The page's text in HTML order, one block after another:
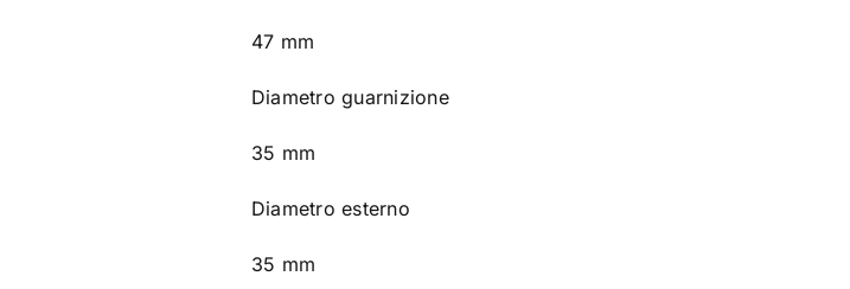
47 mm
Diametro guarnizione
35 mm
Diametro esterno
35 mm